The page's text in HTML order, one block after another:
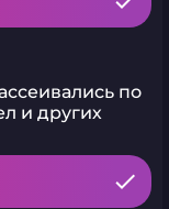
по
и других